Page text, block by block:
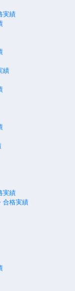
実績
績
実績
合格実績